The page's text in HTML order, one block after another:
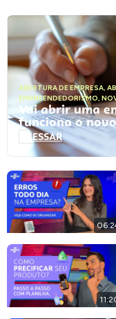
ABERTURA DE EMPRESA,
EMPREENDEDORISMO,
Vai abrir uma
funciona o
ACESSAR